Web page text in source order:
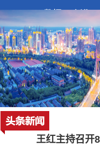
数据
走进
王红主持召开